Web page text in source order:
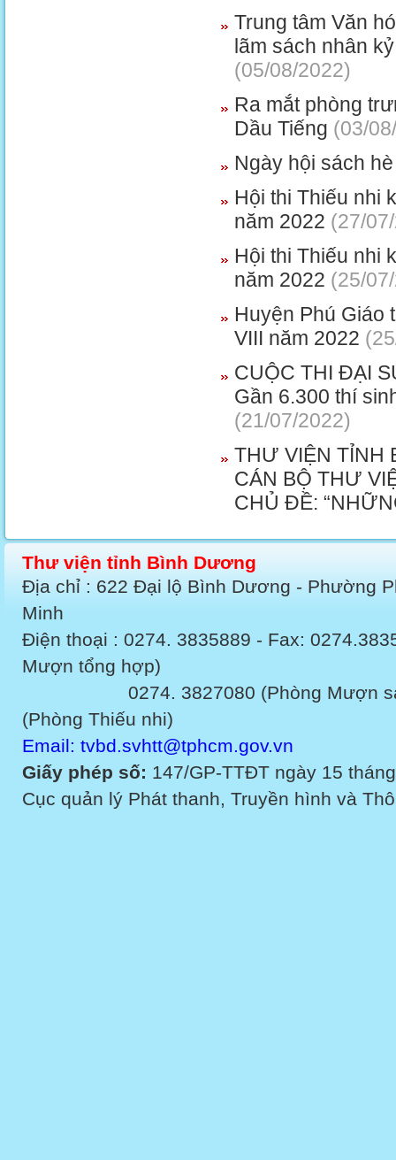
Trung tâm Văn
lãm sách nhân
(05/08/2022)
Ra mắt phòng
Dầu Tiếng (03/
Ngày hội sách
Hội thi Thiếu nhi
năm 2022 (27/
Hội thi Thiếu nhi
năm 2022 (25/
Huyện Phú Giáo
VIII năm 2022
CUỘC THI ĐẠI
Gần 6.300 thí
(21/07/2022)
THƯ VIỆN TỈNH
CÁN BỘ THƯ
CHỦ ĐỀ:
Thư viện tỉnh Bình Dương
Địa chỉ : 622 Đại lộ Bình Dương - Phường
Minh
Điện thoại : 0274. 3835889 - Fax:
Mượn tổng hợp)
0274. 3827080 (Phòng Mượn sách
(Phòng Thiếu nhi)
Email: tvbd.svhtt@tphcm.gov.vn
Giấy phép số: 147/GP-TTĐT ngày 15
Cục quản lý Phát thanh, Truyền hình và